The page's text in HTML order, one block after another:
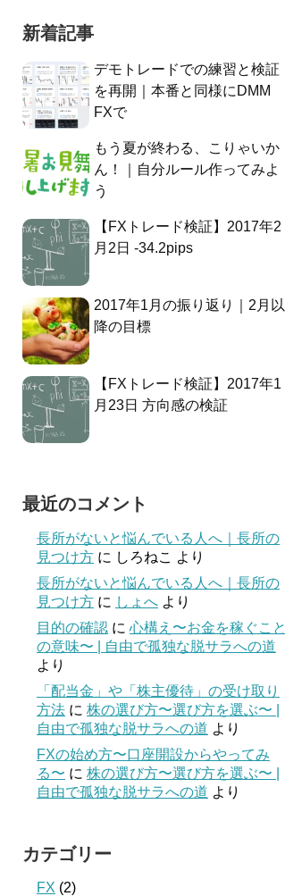
新着記事
デモトレードでの練習と検証
を再開｜本番と同様にDMM
FXで
もう夏が終わる、こりゃいか
ん！｜自分ルール作ってみよ
う
【FXトレード検証】2017年2
月2日 -34.2pips
2017年1月の振り返り｜2月以
降の目標
【FXトレード検証】2017年1
月23日 方向感の検証
最近のコメント
長所がないと悩んでいる人へ｜長所の
見つけ方 に しろねこ より
長所がないと悩んでいる人へ｜長所の
見つけ方 に しょへ より
目的の確認 に 心構え〜お金を稼ぐこと
の意味〜 | 自由で孤独な脱サラへの道
より
「配当金」や「株主優待」の受け取り
方法 に 株の選び方〜選び方を選ぶ〜 |
自由で孤独な脱サラへの道 より
FXの始め方〜口座開設からやってみ
る〜 に 株の選び方〜選び方を選ぶ〜 |
自由で孤独な脱サラへの道 より
カテゴリー
FX (2)